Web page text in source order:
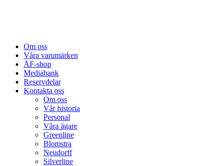
Om oss
Våra varumärken
ÅF-shop
Mediabank
Reservdelar
Kontakta oss
Om oss
Vår historia
Personal
Våra ägare
Greenline
Blomstra
Neudorff
Silverline